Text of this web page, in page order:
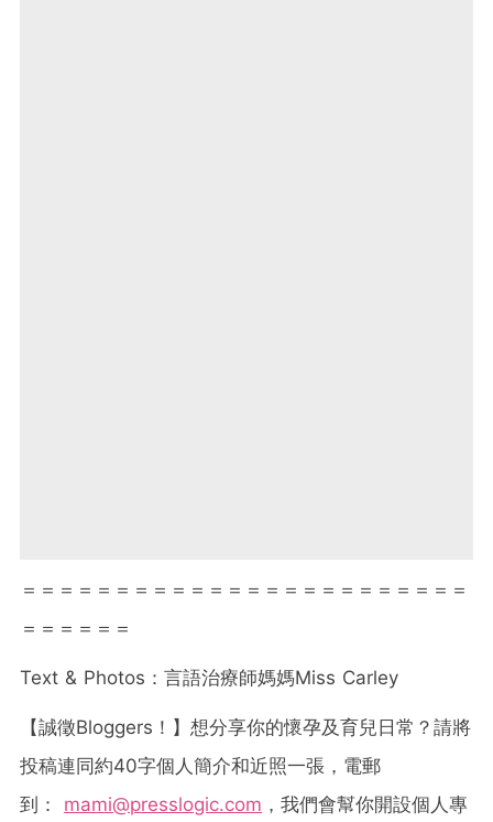
＝＝＝＝＝＝＝＝＝＝＝＝＝＝＝＝＝＝＝＝＝＝＝＝
＝＝＝＝＝＝
Text & Photos ：言語治療師媽媽Miss Carley
【誠徵Bloggers ！】想分享你的懷孕及育兒日常？請將
投稿連同約40字個人簡介和近照一張，電郵
到：
mami@presslogic.com ，我們會幫你開設個人專